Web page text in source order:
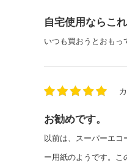
自宅使用ならこれ
いつも買おうとおもっ
お勧めです。
以前は、スーパーエ
ー用紙のようです。こ